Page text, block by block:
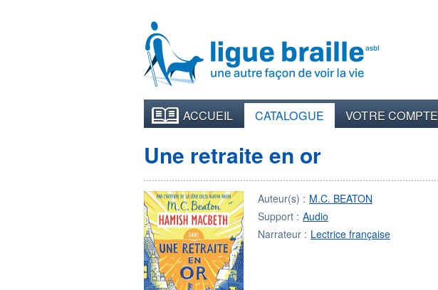
ACCUEIL CATALOGUE VOTRE COMPTE
Une retraite en or
Auteur(s) : M.C. BEATON
Support : Audio
Narrateur : Lectrice française